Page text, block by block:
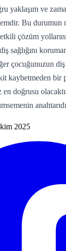
yaklaşım ve
Bu durumun
çözüm
sağlığını
çocuğunuzun diş
kaybetmeden bir
en doğrusu
2025